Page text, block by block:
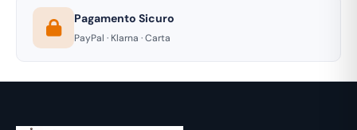
Pagamento Sicuro
PayPal · Klarna · Carta